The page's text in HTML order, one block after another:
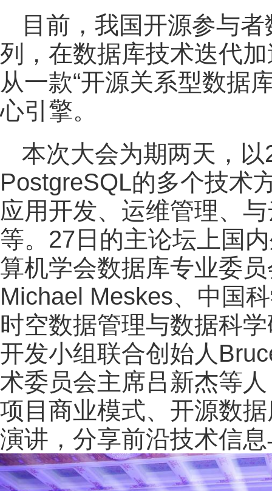
目前，我国开源参与
列，在数据库技术迭代
从一款“开源关系型数据
心引擎。
本次大会为期两天，
PostgreSQL的多个技术
应用开发、运维管理、
等。27日的主论坛上国
算机学会数据库专业委
Michael Meskes、中国
时空数据管理与数据科
开发小组联合创始人
术委员会主席吕新杰等
项目商业模式、开源数
演讲，分享前沿技术信